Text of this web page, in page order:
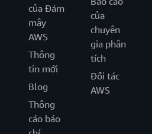
của Đám
mây
AWS
Thông
tin mới
Blog
Thông
cáo báo
của
chuyên
gia phân
tích
Đối tác
AWS